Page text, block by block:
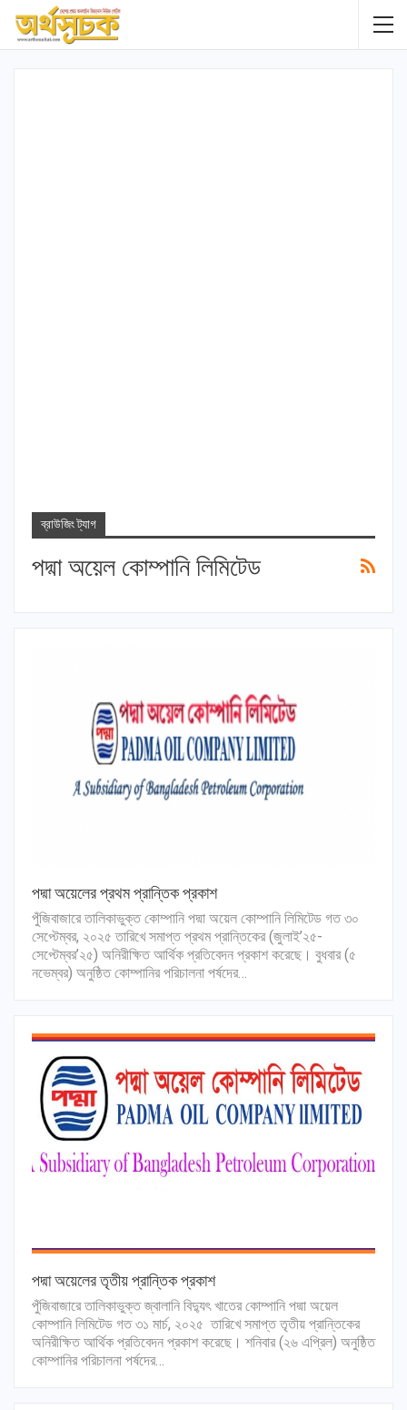
ব্রাউজিং ট্যাগ
পদ্মা অয়েল কোম্পানি লিমিটেড
পদ্মা অয়েলের প্রথম প্রান্তিক প্রকাশ
পুঁজিবাজারে তালিকাভুক্ত কোম্পানি পদ্মা অয়েল কোম্পানি লিমিটেড গত ৩০
সেপ্টেম্বর, ২০২৫ তারিখে সমাপ্ত প্রথম প্রান্তিকের (জুলাই’২৫-
সেপ্টেম্বর’২৫) অনিরীক্ষিত আর্থিক প্রতিবেদন প্রকাশ করেছে। বুধবার (৫
নভেম্বর) অনুষ্ঠিত কোম্পানির পরিচালনা পর্ষদের…
পদ্মা অয়েলের তৃতীয় প্রান্তিক প্রকাশ
পুঁজিবাজারে তালিকাভুক্ত জ্বালানি বিদ্যুৎ খাতের কোম্পানি পদ্মা অয়েল
কোম্পানি লিমিটেড গত ৩১ মার্চ, ২০২৫ তারিখে সমাপ্ত তৃতীয় প্রান্তিকের
অনিরীক্ষিত আর্থিক প্রতিবেদন প্রকাশ করেছে। শনিবার (২৬ এপ্রিল) অনুষ্ঠিত
কোম্পানির পরিচালনা পর্ষদের…